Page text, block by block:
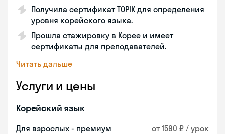
Получила сертификат TOPIK для определения
уровня корейского языка.
Прошла стажировку в Корее и имеет
сертификаты для преподавателей.
Читать дальше
Услуги и цены
Корейский язык
Для взрослых - премиум от 1590 ₽ / урок